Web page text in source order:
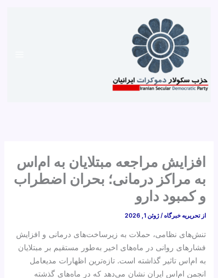
افزایش مراجعه مبتلایان به ام‌اس
به مراکز درمانی؛ بحران اضطراب
و کمبود دارو
از تحریریه خبرگاه/ژوئن 1, 2026
تنش‌های نظامی، حملات به زیرساخت‌های درمانی و افزایش
فشارهای روانی در ماه‌های اخیر به‌طور مستقیم بر مبتلایان
به ام‌اس تاثیر گذاشته است. تازه‌ترین اظهارات مدیعامل
انجمن ام‌اس ایران نشان می‌دهد که در ماه‌های گذشته